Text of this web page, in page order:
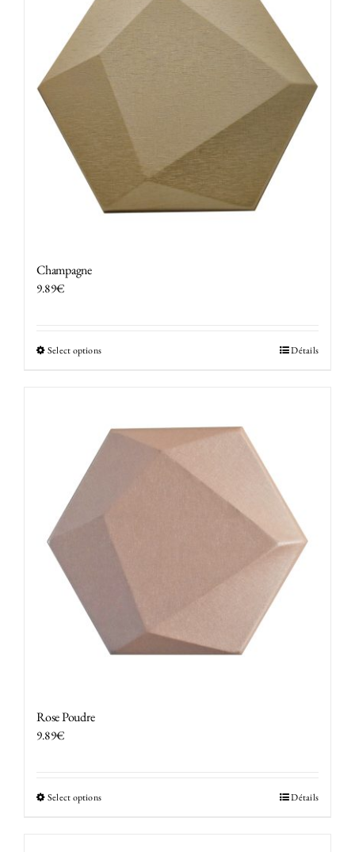
Champagne
9.89€
Select options Détails
Rose Poudre
9.89€
Select options Détails